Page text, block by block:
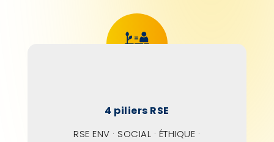
4 piliers RSE
RSE ENV · SOCIAL · ÉTHIQUE ·